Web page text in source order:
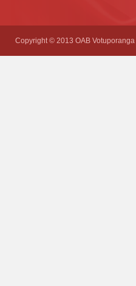
Copyright © 2013 OAB